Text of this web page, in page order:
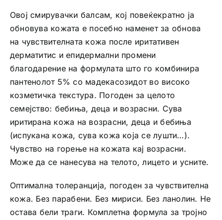
Овој смирувачки балсам, кој повеќекратно ја
обновува кожата е посебно наменет за обнова
на чувствителната кожа после иритативен
дерматитис и епидермални промени
благодарение на формулата што го комбинира
пантенолот 5% со мадекасозидот во високо
козметичка текстура. Погоден за целото
семејство: бебиња, деца и возрасни. Сува
иритирана кожа на возрасни, деца и бебиња
(испукана кожа, сува кожа која се лушти…).
Чувство на горење на кожата кај возрасни.
Може да се нанесува на телото, лицето и усните.
Оптимална толеранција, погоден за чувствителна
кожа. Без парабени. Без мириси. Без ланолин. Не
остава бели траги. Комплетна формула за тројно